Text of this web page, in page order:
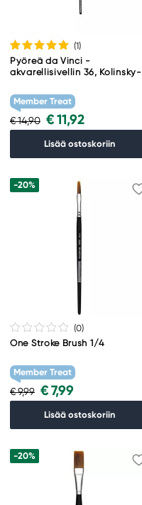
(1)
Pyöreä da Vinci -
akvarellisivellin 36, Kolinsky-
näädänkarvaa) – Nro 4
Member Treat
€ 14,90 € 11,92
Lisää ostoskoriin
-20%
(0)
One Stroke Brush 1/4
Member Treat
€ 9,99 € 7,99
Lisää ostoskoriin
-20%